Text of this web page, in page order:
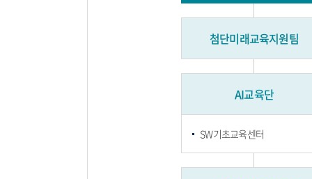
첨단미래교육지원팀
AI교육단
SW기초교육센터